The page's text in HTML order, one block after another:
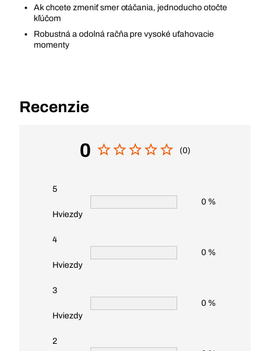
Ak chcete zmeniť smer otáčania, jednoducho otočte
kľúčom
Robustná a odolná račňa pre vysoké uťahovacie
momenty
Recenzie
0 (0)
5
Hviezdy
0 %
4
Hviezdy
0 %
3
Hviezdy
0 %
2